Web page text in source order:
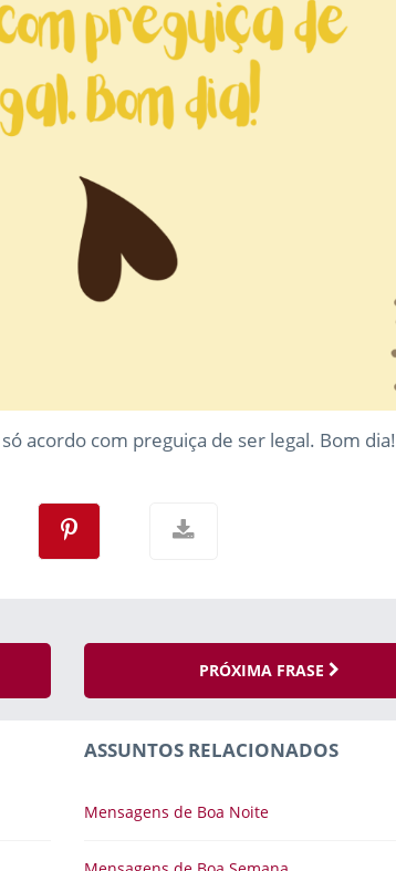
acordo com preguiça de ser legal. Bom dia!
PRÓXIMA FRASE
ASSUNTOS RELACIONADOS
Mensagens de Boa Noite